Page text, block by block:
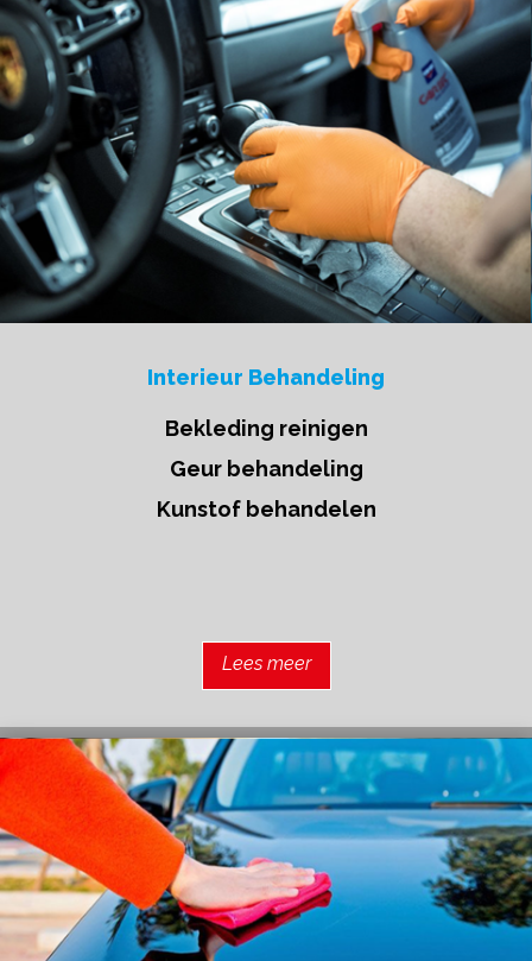
Interieur Behandeling
Bekleding reinigen
Geur behandeling
Kunstof behandelen
Lees meer